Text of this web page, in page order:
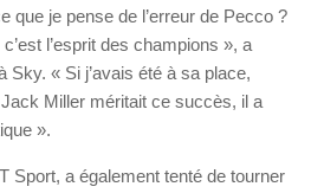
que je pense de l’erreur de Pecco ?
l’esprit des champions », a
Sky. « Si j’avais été à sa place,
Miller méritait ce succès, il a
».
Sport, a également tenté de tourner